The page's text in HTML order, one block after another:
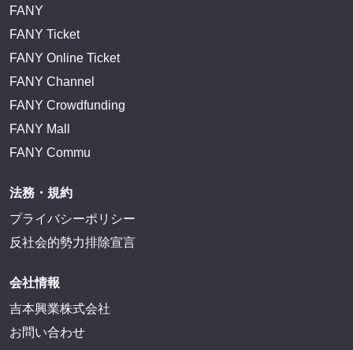
FANY
FANY Ticket
FANY Online Ticket
FANY Channel
FANY Crowdfunding
FANY Mall
FANY Commu
法務・規約
プライバシーポリシー
反社会的勢力排除宣言
会社情報
吉本興業株式会社
お問い合わせ